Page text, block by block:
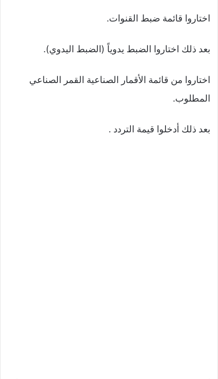
اختاروا قائمة ضبط القنوات.
بعد ذلك اختاروا الضبط يدوياً (الضبط اليدوي).
اختاروا من قائمة الأقمار الصناعية القمر الصناعي
المطلوب.
بعد ذلك أدخلوا قيمة التردد .